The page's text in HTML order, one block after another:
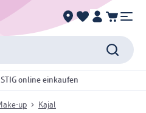
online einkaufen
up Kajal